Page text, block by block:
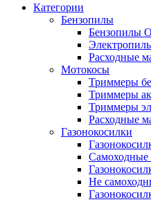
Категории
Бензопилы
Бензопилы
Расходные
Мотокосы
Триммеры
Триммеры
Триммеры
Расходные
Газонокосилки
Самоходные
Не